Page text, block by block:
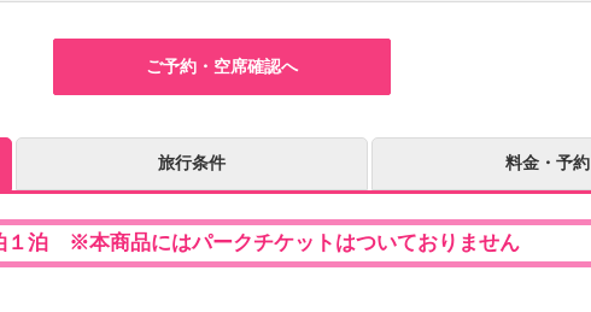
ご予約・空席確認へ
旅行条件 料金・予約
１泊 ※本商品にはパークチケットはついておりません